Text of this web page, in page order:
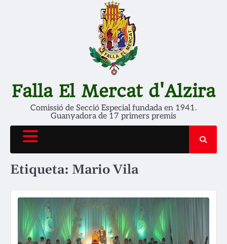
Falla El Mercat d'Alzira
Comissió de Secció Especial fundada en 1941.
Guanyadora de 17 primers premis
Etiqueta: Mario Vila